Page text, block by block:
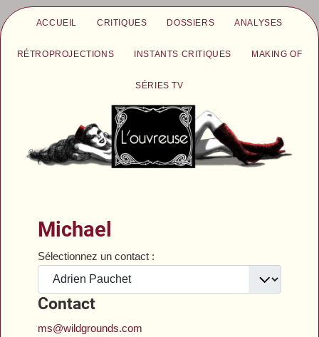
ACCUEIL CRITIQUES DOSSIERS ANALYSES
RÉTROPROJECTIONS INSTANTS CRITIQUES MAKING OF
SÉRIES TV
Michael
Sélectionnez un contact :
Contact
ms@wildgrounds.com